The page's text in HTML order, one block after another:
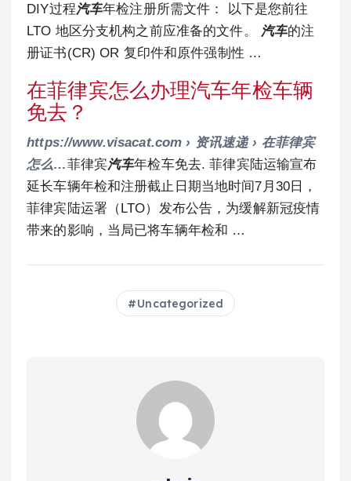
DIY过程汽车年检注册所需文件： 以下是您前往
LTO 地区分支机构之前应准备的文件。
汽车的注
册证书(CR) OR 复印件和原件强制性 …
在菲律宾怎么办理汽车年检车辆
免去？
https://www.visacat.com › 资讯速递 › 在菲律宾
怎么…菲律宾汽车年检车免去. 菲律宾陆运输宣布
延长车辆年检和注册截止日期当地时间7月30日，
菲律宾陆运署（LTO）发布公告，为缓解新冠疫情
带来的影响，当局已将车辆年检和 …
Uncategorized